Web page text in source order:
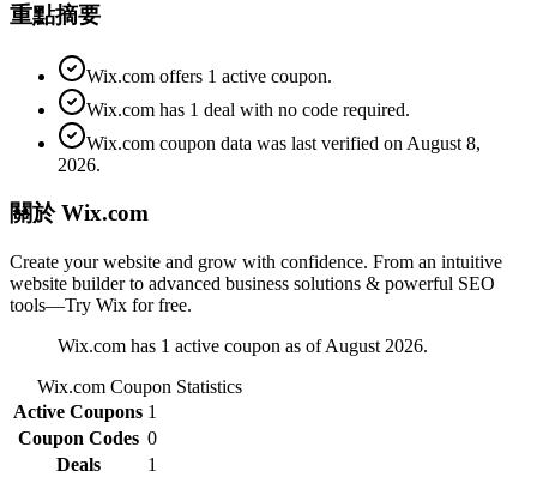
重點摘要
Wix.com offers 1 active coupon.
Wix.com has 1 deal with no code required.
Wix.com coupon data was last verified on August 8,
2026.
關於 Wix.com
Create your website and grow with confidence. From an intuitive
website builder to advanced business solutions & powerful SEO
tools—Try Wix for free.
Wix.com has 1 active coupon as of August 2026.
Wix.comCoupon Statistics
Active Coupons 1
Coupon Codes 0
Deals
1